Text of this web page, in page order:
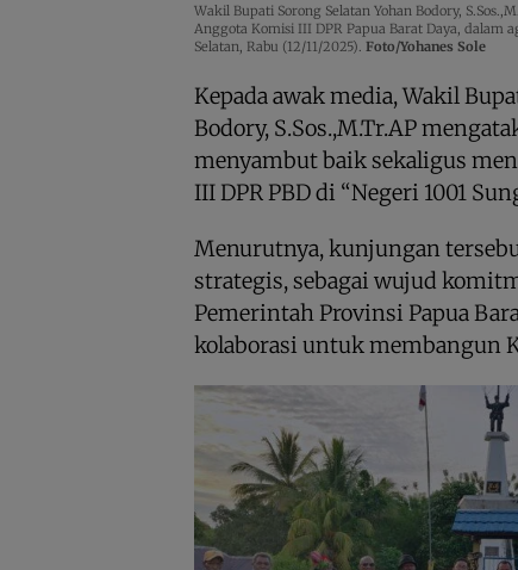
Wakil Bupati Sorong Selatan Yohan Bodory,
Anggota Komisi III DPR Papua Barat Daya, dalam
Selatan, Rabu (12/11/2025). Foto/Yohanes Sole
Kepada awak media, Wakil
Bodory, S.Sos.,M.Tr.AP
menyambut baik sekaligus
III DPR PBD di “Negeri 1001
Menurutnya, kunjungan
strategis, sebagai wujud
Pemerintah Provinsi Papua
kolaborasi untuk membangun